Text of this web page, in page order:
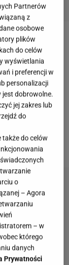
napięty
przeszła
odbyła
z politykiem
imprezie
Partnerów
z
osobowe
plików
do celów
wyświetlania
i preferencji w
personalizacji
jest dobrowolne.
jej zakres lub
do
do celów
o
– Agora
– w
którego
danych
Prywatności